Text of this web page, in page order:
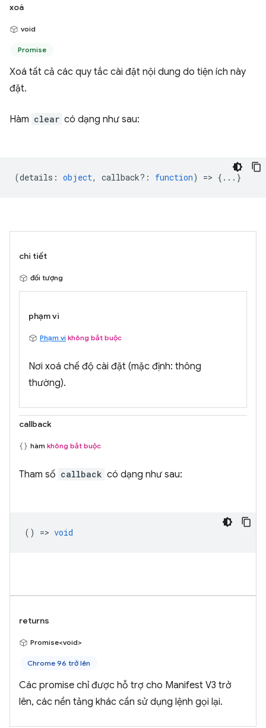
xoá
void
Promise
Xoá tất cả các quy tắc cài đặt nội dung do tiện ích này
đặt.
Hàm clear có dạng như sau:
(details : object, callback? : function) => {...}
chi tiết
đối tượng
phạm vi
Phạm vi không bắt buộc
Nơi xoá chế độ cài đặt (mặc định: thông
thường).
callback
hàm không bắt buộc
Tham số callback có dạng như sau:
() => void
returns
Promise<void>
Chrome 96 trở lên
Các promise chỉ được hỗ trợ cho Manifest V3 trở
lên, các nền tảng khác cần sử dụng lệnh gọi lại.